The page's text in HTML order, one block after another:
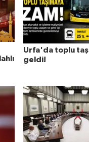
Urfa'da toplu
geldi!